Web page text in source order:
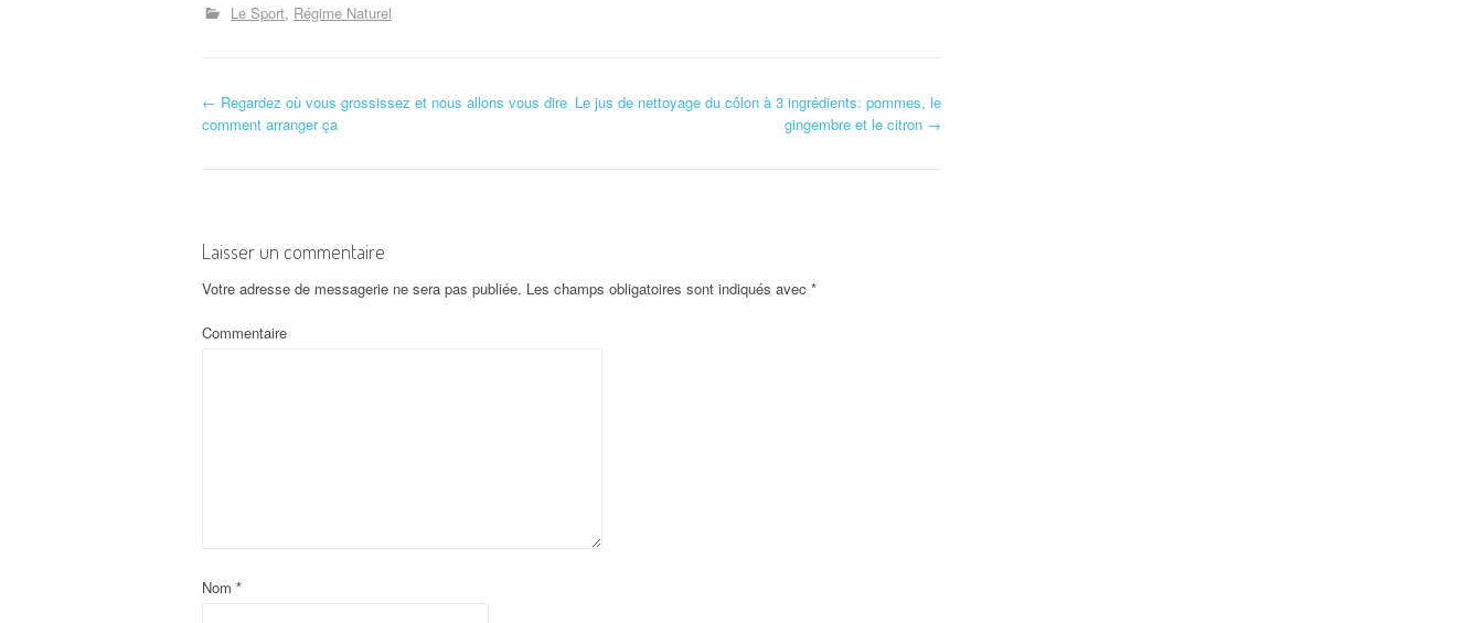
Le Sport Régime Naturel
Navigation d'article
← Regardez où vous grossissez et nous allons vous dire
comment arranger ça
Le jus de nettoyage du côlon à 3 ingrédients: pommes, le
gingembre et le citron →
Laisser un commentaire
Votre adresse de messagerie ne sera pas publiée. Les champs obligatoires sont indiqués avec *
Commentaire
Nom *